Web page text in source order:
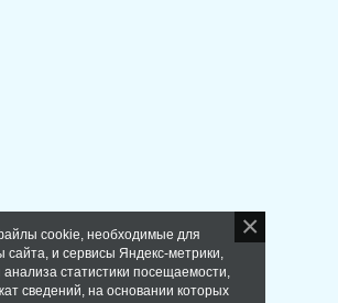
cookie, необходимые для
сайта, и сервисы Яндекс-метрики,
статистики посещаемости,
сведений, на основании которых